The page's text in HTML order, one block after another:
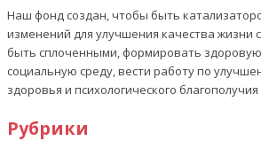
Наш фонд создан, чтобы быть
изменений для улучшения качества жизни
быть сплоченными, формировать
социальную среду, вести работу по
здоровья и психологического
Рубрики